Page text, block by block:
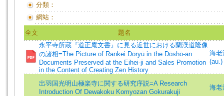
分類：
網站：
全文
題名
永平寺所蔵『道正庵文書』に見る近世における蘭渓道隆像
の諸相=The Picture of Rankei Dōryū in the Dōshō-an
Documents Preserved at the Eihei-ji and Sales Promotion
in the Content of Creating Zen History
海老
(au.)
出羽国光明山極楽寺に関する研究序説=A Research
Introduction Of Dewakoku Komyozan Gokurakuji
海老